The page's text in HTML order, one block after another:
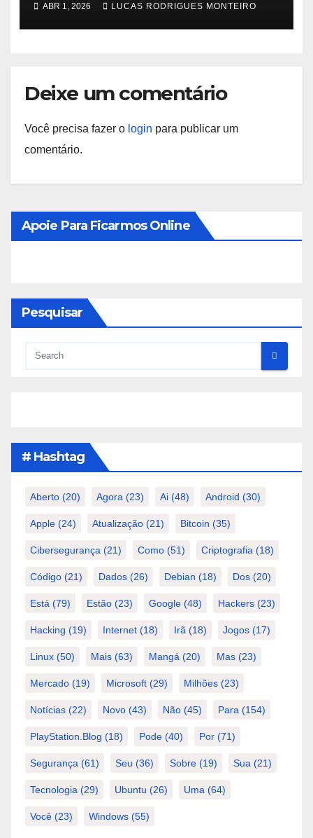
relatório de ameaças
ABR 1, 2026 LUCAS RODRIGUES MONTEIRO
Deixe um comentário
Você precisa fazer o login para publicar um
comentário.
Apoie Para Ficarmos Online
Pesquisar
# Hashtag
Aberto (20) Agora (23) Ai (48) Android (30)
Apple (24) Atualização (21) Bitcoin (35)
Cibersegurança (21) Como (51) Criptografia (18)
Código (21) Dados (26) Debian (18) Dos (20)
Está (79) Estão (23) Google (48) Hackers (23)
Hacking (19) Internet (18) Irã (18) Jogos (17)
Linux (50) Mais (63) Mangá (20) Mas (23)
Mercado (19) Microsoft (29) Milhões (23)
Notícias (22) Novo (43) Não (45) Para (154)
PlayStation.Blog (18) Pode (40) Por (71)
Segurança (61) Seu (36) Sobre (19) Sua (21)
Tecnologia (29) Ubuntu (26) Uma (64)
Você (23) Windows (55)